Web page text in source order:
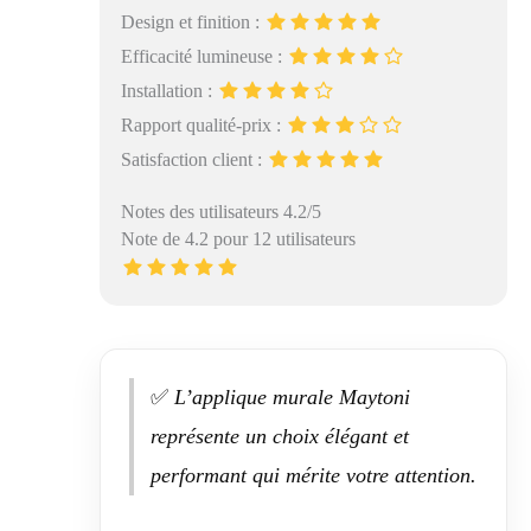
Design et finition :
Efficacité lumineuse :
Installation :
Rapport qualité-prix :
Satisfaction client :
Notes des utilisateurs 4.2/5
Note de 4.2 pour 12 utilisateurs
✅ L’applique murale Maytoni
représente un choix élégant et
performant qui mérite votre attention.